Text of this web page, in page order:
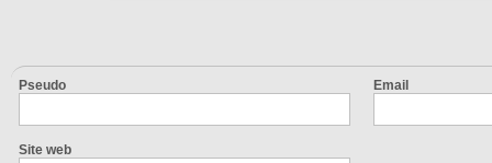
Pseudo Email
Site web